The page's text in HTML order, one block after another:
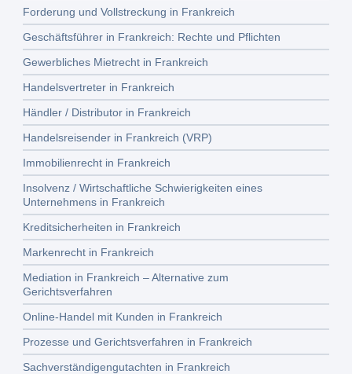
Forderung und Vollstreckung in Frankreich
Geschäftsführer in Frankreich: Rechte und Pflichten
Gewerbliches Mietrecht in Frankreich
Handelsvertreter in Frankreich
Händler / Distributor in Frankreich
Handelsreisender in Frankreich (VRP)
Immobilienrecht in Frankreich
Insolvenz / Wirtschaftliche Schwierigkeiten eines
Unternehmens in Frankreich
Kreditsicherheiten in Frankreich
Markenrecht in Frankreich
Mediation in Frankreich – Alternative zum
Gerichtsverfahren
Online-Handel mit Kunden in Frankreich
Prozesse und Gerichtsverfahren in Frankreich
Sachverständigengutachten in Frankreich